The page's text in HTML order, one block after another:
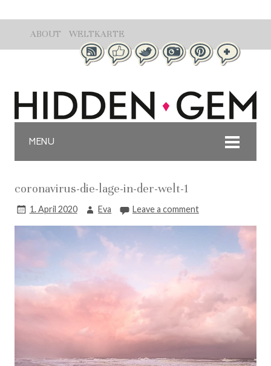
ABOUT WELTKARTE
MENU
coronavirus-die-lage-in-der-welt-1
1. April 2020 Eva Leave a comment